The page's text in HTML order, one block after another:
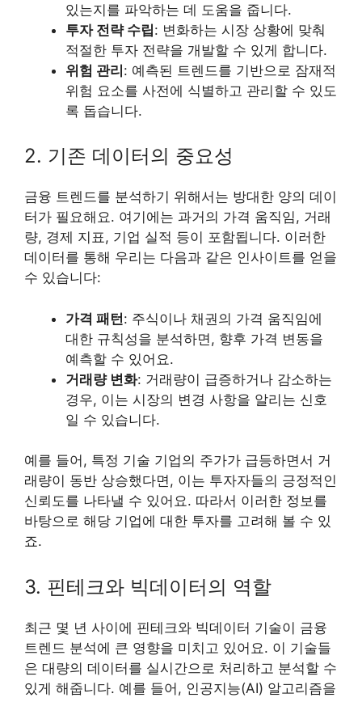
있는지를 파악하는 데 도움을 줍니다.
투자 전략 수립: 변화하는 시장 상황에 맞춰
적절한 투자 전략을 개발할 수 있게 합니다.
위험 관리: 예측된 트렌드를 기반으로 잠재적
위험 요소를 사전에 식별하고 관리할 수 있도
록 돕습니다.
2. 기존 데이터의 중요성
금융 트렌드를 분석하기 위해서는 방대한 양의 데이
터가 필요해요. 여기에는 과거의 가격 움직임, 거래
량, 경제 지표, 기업 실적 등이 포함됩니다. 이러한
데이터를 통해 우리는 다음과 같은 인사이트를 얻을
수 있습니다:
가격 패턴: 주식이나 채권의 가격 움직임에
대한 규칙성을 분석하면, 향후 가격 변동을
예측할 수 있어요.
거래량 변화: 거래량이 급증하거나 감소하는
경우, 이는 시장의 변경 사항을 알리는 신호
일 수 있습니다.
예를 들어, 특정 기술 기업의 주가가 급등하면서 거
래량이 동반 상승했다면, 이는 투자자들의 긍정적인
신뢰도를 나타낼 수 있어요. 따라서 이러한 정보를
바탕으로 해당 기업에 대한 투자를 고려해 볼 수 있
죠.
3. 핀테크와 빅데이터의 역할
최근 몇 년 사이에 핀테크와 빅데이터 기술이 금융
트렌드 분석에 큰 영향을 미치고 있어요. 이 기술들
은 대량의 데이터를 실시간으로 처리하고 분석할 수
있게 해줍니다. 예를 들어, 인공지능(AI) 알고리즘을